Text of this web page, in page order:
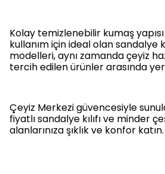
Kolay temizlenebilir kumaş
kullanım için ideal olansandalye
modelleri, aynı zamanda çeyiz
tercih edilen ürünler arasında yer
Çeyiz Merkezi güvencesiyle
fiyatlısandalye kılıfı ve minder
alanlarınıza şıklık ve konfor katın.